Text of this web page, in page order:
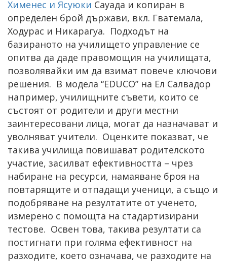
Хименес и Ясуюки Сауада и копиран в
определен брой държави, вкл. Гватемала,
Ходурас и Никарагуа. Подходът на
базираното на училището управление се
опитва да даде правомощия на училищата,
позволявайки им да взимат повече ключови
решения. В модела “EDUCO” на Ел Салвадор
например, училищните съвети, които се
състоят от родители и други местни
заинтересовани лица, могат да назначават и
уволняват учители. Оценките показват, че
такива училища повишават родителското
участие, засилват ефективността – чрез
набиране на ресурси, намаяване броя на
повтарящите и отпадащи ученици, a също и
подобряване на резултатите от ученето,
измерено с помощта на стадартизирани
тестове. Освен това, такива резултати са
постигнати при голяма ефективност на
разходите, което означава, че разходите на